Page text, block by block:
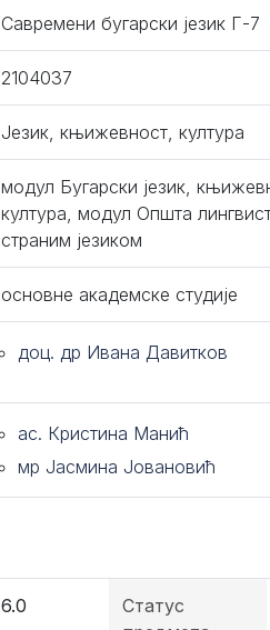
Савремени бугарски језик Г-7
2104037
Језик, књижевност, култура
модул Бугарски језик,
култура, модул Општа
страним језиком
основне академске студије
доц. др Ивана Давитков
ас. Кристина Манић
мр Јасмина Јовановић
6.0
Статус